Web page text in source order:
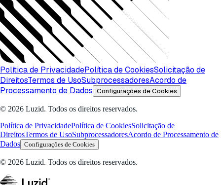
Política de PrivacidadePolítica de CookiesSolicitação de
DireitosTermos de UsoSubprocessadoresAcordo de
Processamento de Dados Configurações de Cookies
© 2026 Luzid. Todos os direitos reservados.
Política de PrivacidadePolítica de CookiesSolicitação de
DireitosTermos de UsoSubprocessadoresAcordo de Processamento de
Dados Configurações de Cookies
© 2026 Luzid. Todos os direitos reservados.